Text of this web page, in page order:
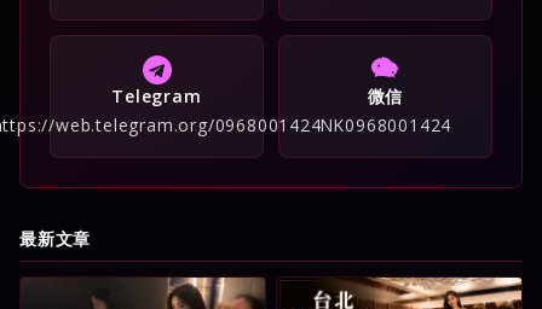
Telegram
web.telegram.org/0968001424
微信
NK0968001424
最新文章